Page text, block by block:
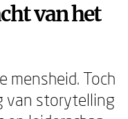
van het
mensheid. Toch
van storytelling